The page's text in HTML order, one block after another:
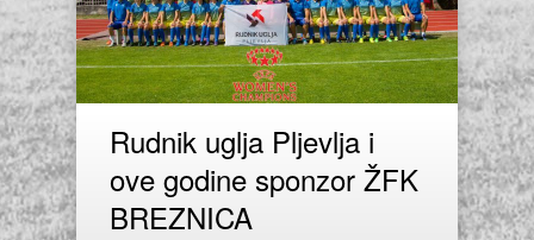
Rudnik uglja Pljevlja i
ove godine sponzor ŽFK
BREZNICA